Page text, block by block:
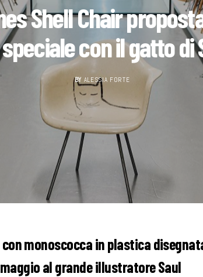
Shell Chair
con il gatto di
BY ALESSIA FORTE
monoscocca in plastica
al grande illustratore Saul